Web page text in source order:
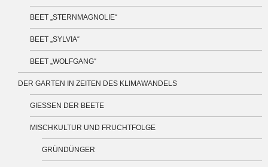
BEET „STERNMAGNOLIE“
BEET „SYLVIA“
BEET „WOLFGANG“
DER GARTEN IN ZEITEN DES KLIMAWANDELS
GIESSEN DER BEETE
MISCHKULTUR UND FRUCHTFOLGE
GRÜNDÜNGER